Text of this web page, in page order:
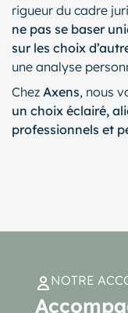
rigueur du cadre
ne pas se baser
sur les choix
une analyse
Chez Axens, nous
un choix éclairé,
professionnels et
NOTRE